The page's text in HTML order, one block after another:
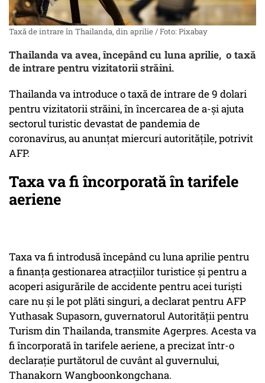
Taxă de intrare în Thailanda, din aprilie / Foto: Pixabay
Thailanda va avea, începând cu luna aprilie, o taxă
de intrare pentru vizitatorii străini.
Thailanda va introduce o taxă de intrare de 9 dolari
pentru vizitatorii străini, în încercarea de a-şi ajuta
sectorul turistic devastat de pandemia de
coronavirus, au anunţat miercuri autorităţile, potrivit
AFP.
Taxa va fi încorporată în tarifele
aeriene
Taxa va fi introdusă începând cu luna aprilie pentru
a finanţa gestionarea atracţiilor turistice şi pentru a
acoperi asigurările de accidente pentru acei turişti
care nu şi le pot plăti singuri, a declarat pentru AFP
Yuthasak Supasorn, guvernatorul Autorităţii pentru
Turism din Thailanda, transmite Agerpres. Acesta va
fi încorporată în tarifele aeriene, a precizat într-o
declaraţie purtătorul de cuvânt al guvernului,
Thanakorn Wangboonkongchana.